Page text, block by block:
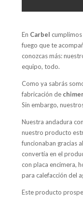
En Carbel
fuego que te
conozcas más:
equipo, todo.
Como ya sabrás
fabricación de
Sin embargo,
Nuestra andadura
nuestro producto
funcionaban gracias
convertía en el
con placa encimera,
para calefacción del
Este producto